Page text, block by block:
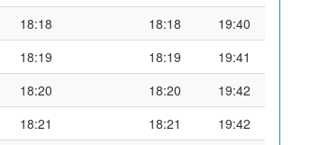
18:18 18:18
19:40
18:19 18:19
19:41
18:20 18:20
19:42
18:21 18:21
19:42